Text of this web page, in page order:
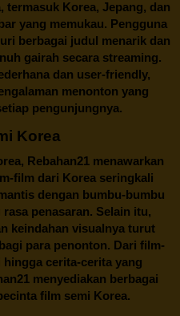
termasuk Korea, Jepang, dan
yang memukau. Pengguna
berbagai judul menarik dan
gairah secara streaming.
dan user-friendly,
menonton yang
pengunjungnya.
Korea
Rebahan21menawarkan
film dari Korea seringkali
dengan bumbu-bumbu
penasaran. Selain itu,
keindahan visualnya turut
para penonton. Dari film-
cerita-cerita yang
menyediakan berbagai
film semi Korea.